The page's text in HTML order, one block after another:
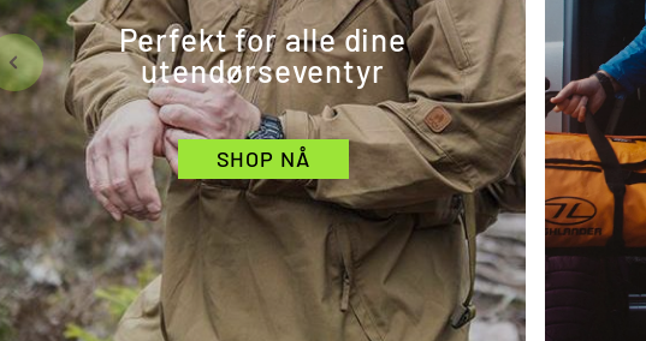
Perfekt for alle dine
utendørseventyr
SHOP NÅ